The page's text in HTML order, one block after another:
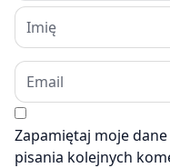
Zapamiętaj moje
pisania kolejnych